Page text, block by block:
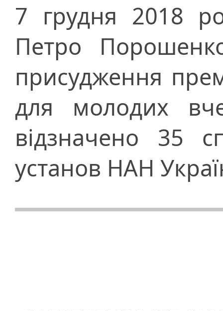
7 грудня 2018
Петро
присудження
для молодих
відзначено 35
установ НАН